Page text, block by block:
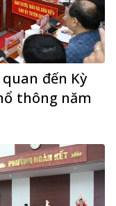
đến Kỳ
thông năm